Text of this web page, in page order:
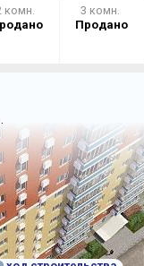
комн.
3 комн.
Продано